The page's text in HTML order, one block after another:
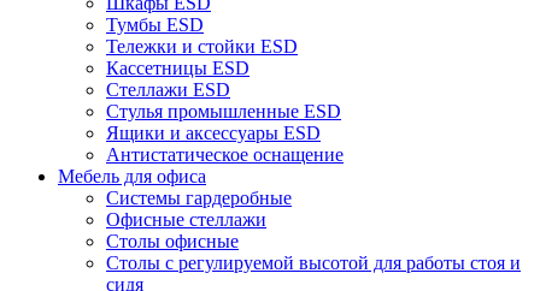
Тумбы ESD
Тележки и стойки ESD
Кассетницы ESD
Стеллажи ESD
Стулья промышленные ESD
Ящики и аксессуары ESD
Антистатическое оснащение
Мебель для офиса
Системы гардеробные
Офисные стеллажи
Столы офисные
Столы с регулируемой высотой для работы стоя и
сидя